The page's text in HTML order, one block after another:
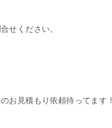
せください。
お見積もり依頼待ってます！